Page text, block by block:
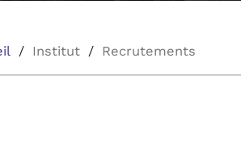
Institut Recrutements